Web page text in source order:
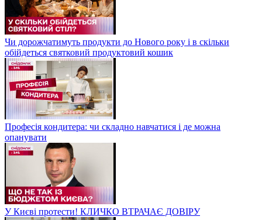
Чи дорожчатимуть продукти до Нового року і в скільки
обійдеться святковий продуктовий кошик
Професія кондитера: чи складно навчатися і де можна
опанувати
У Києві протести! КЛИЧКО ВТРАЧАЄ ДОВІРУ